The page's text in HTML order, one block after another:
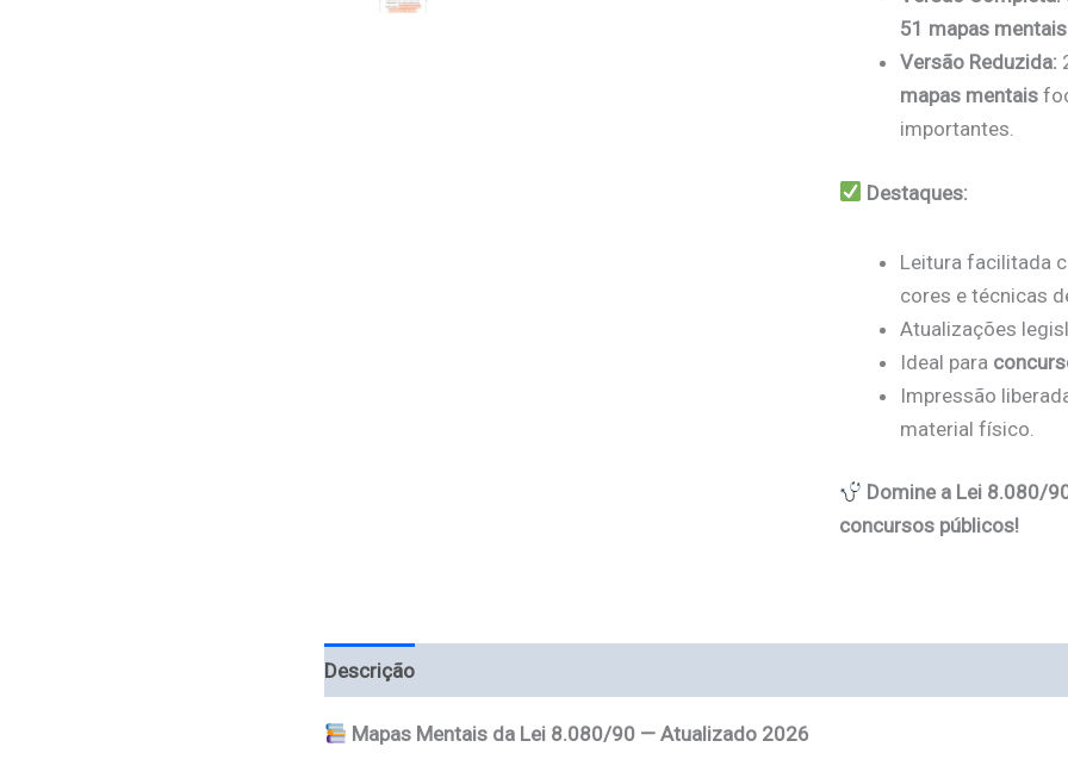
51 mapas mentais
Versão Reduzida:
mapas mentais
importantes.
Destaques:
Leitura facilitada
cores e técnicas
Atualizações
Ideal para
Impressão
material físico.
Domine a Lei 8.080/
concursos públicos!
Descrição
Mapas Mentais da Lei 8.080/90 — Atualizado 2026